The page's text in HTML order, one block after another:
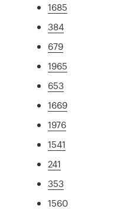
1685
384
679
1965
653
1669
1976
1541
241
353
1560